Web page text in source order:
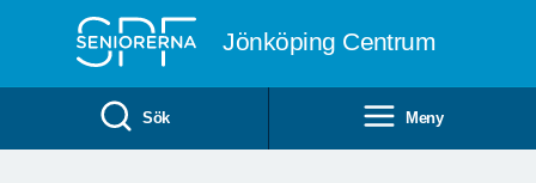
Jönköping Centrum
Sök Meny